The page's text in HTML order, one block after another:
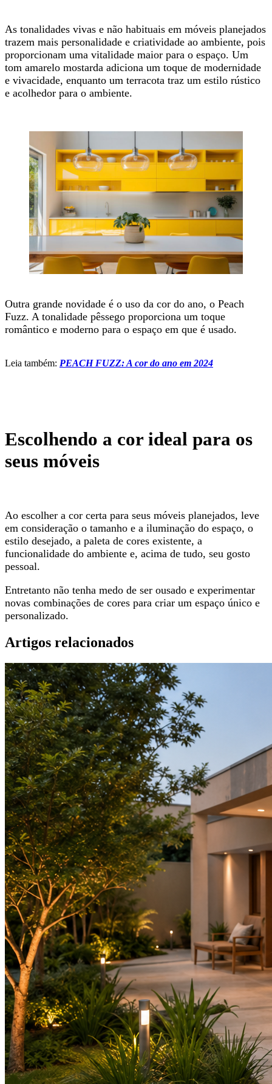
As tonalidades vivas e não habituais em móveis planejados
trazem mais personalidade e criatividade ao ambiente, pois
proporcionam uma vitalidade maior para o espaço. Um
tom amarelo mostarda adiciona um toque de modernidade
e vivacidade, enquanto um terracota traz um estilo rústico
e acolhedor para o ambiente.
Outra grande novidade é o uso da cor do ano, o Peach
Fuzz. A tonalidade pêssego proporciona um toque
romântico e moderno para o espaço em que é usado.
Leia também: PEACH FUZZ: A cor do ano em 2024
Escolhendo a cor ideal para os
seus móveis
Ao escolher a cor certa para seus móveis planejados, leve
em consideração o tamanho e a iluminação do espaço, o
estilo desejado, a paleta de cores existente, a
funcionalidade do ambiente e, acima de tudo, seu gosto
pessoal.
Entretanto não tenha medo de ser ousado e experimentar
novas combinações de cores para criar um espaço único e
personalizado.
Artigos relacionados